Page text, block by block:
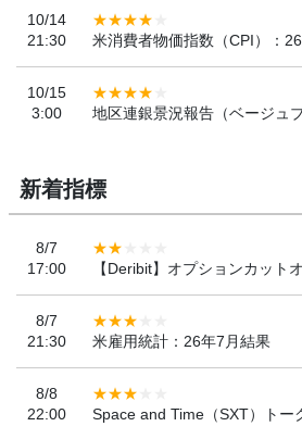
10/14
21:30
米消費者物価指数（CPI）：
10/15
3:00
地区連銀景況報告（ベージュブ
新着指標
8/7
17:00
【Deribit】オプションカット
8/7
21:30
米雇用統計：26年7月結果
8/8
22:00
Space and Time（SXT）トー